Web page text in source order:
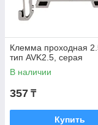
Клемма проходная
тип AVK2.5, серая
В наличии
357 ₸
Купить